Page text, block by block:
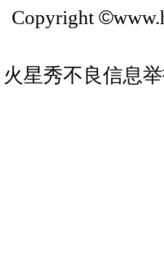
Copyright ©
火星秀不良信息